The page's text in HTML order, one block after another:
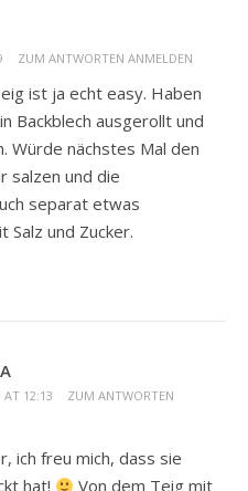
ZUM ANTWORTEN ANMELDEN
ist ja echt easy. Haben
Backblech ausgerollt und
Würde nächstes Mal den
salzen und die
separat etwas
Salz und Zucker.
AT 12:13
ZUM ANTWORTEN
ich freu mich, dass sie
hat!
Von dem Teig mit